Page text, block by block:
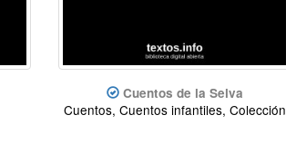
Cuentos de la Selva
Cuentos, Cuentos infantiles, Colección